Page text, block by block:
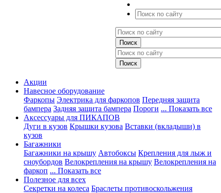
Акции
Навесное оборудование
Фаркопы Электрика для фаркопов Передняя защита
бампера Задняя защита бампера Пороги ... Показать все
Аксессуары для ПИКАПОВ
Дуги в кузов Крышки кузова Вставки (вкладыши) в
кузов
Багажники
Багажники на крышу Автобоксы Крепления для лыж и
сноубордов Велокрепления на крышу Велокрепления на
фаркоп ... Показать все
Полезное для всех
Секретки на колеса Браслеты противоскольжения